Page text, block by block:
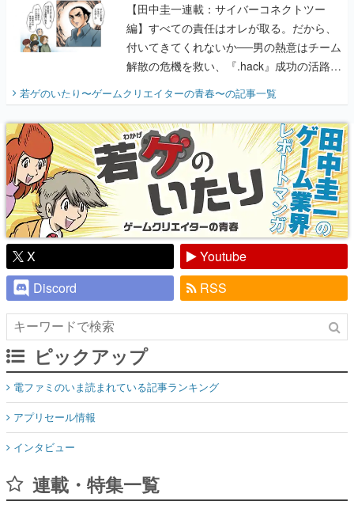
【田中圭一連載：サイバーコネクトツー
編】すべての責任はオレが取る。だから、
付いてきてくれないか──男の熱意はチーム
解散の危機を救い、『.hack』成功の活路を
開く。業界の快男児・松山 洋に流れる血は
『少年ジャンプ』色だった【若ゲのいた
り】
若ゲのいたり〜ゲームクリエイターの青春〜の記事一覧
X
Youtube
Discord
RSS
ピックアップ
電ファミのいま読まれている記事ランキング
アプリセール情報
インタビュー
連載・特集一覧